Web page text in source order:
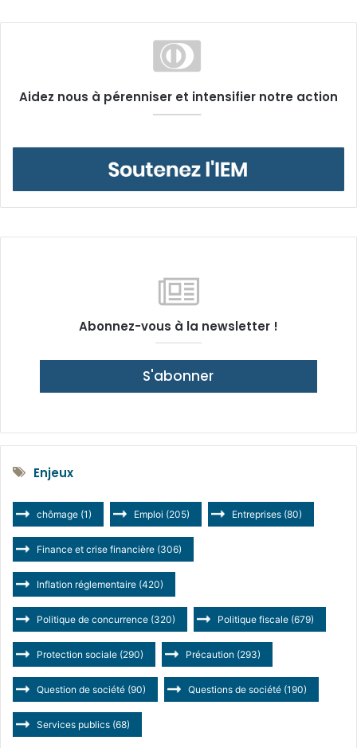
Aidez nous à pérenniser et intensifier notre action
Abonnez-vous à la newsletter !
S'abonner
Enjeux
chômage (1) Emploi (205) Entreprises (80)
Finance et crise financière (306)
Inflation réglementaire (420)
Politique de concurrence (320) Politique fiscale (679)
Protection sociale (290) Précaution (293)
Question de société (90) Questions de société (190)
Services publics (68)